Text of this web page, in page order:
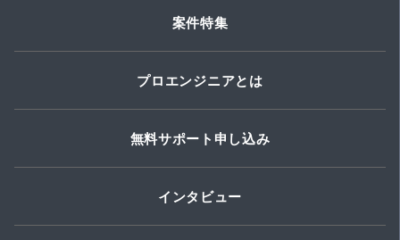
案件特集
プロエンジニアとは
無料サポート申し込み
インタビュー